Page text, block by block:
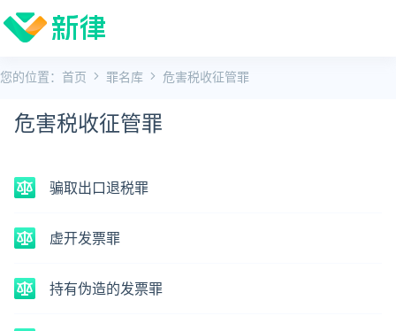
您的位置： 首页 罪名库 危害税收征管罪
危害税收征管罪
骗取出口退税罪
虚开发票罪
持有伪造的发票罪